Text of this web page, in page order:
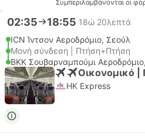
Συμπεριλαμβάνονται οι
02:35 18:55 18ώ 20λεπτά
ICN Ίντσον Αεροδρόμιο, Σεούλ
Μονή σύνδεση | Πτήση+Πτήση
BKK Σουβαρναμπούμι
Οικονομικό |
HK Express